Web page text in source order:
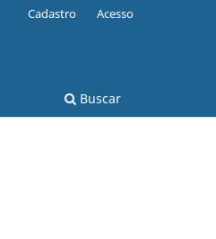
Buscar
Cadastro Acesso